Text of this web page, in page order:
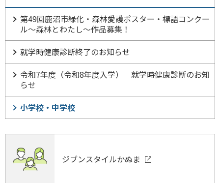
第49回鹿沼市緑化・森林愛護ポスター・標語コンクー
ル～森林とわたし～作品募集！
就学時健康診断終了のお知らせ
令和7年度（令和8年度入学） 就学時健康診断のお知
らせ
小学校・中学校
ジブンスタイルかぬま